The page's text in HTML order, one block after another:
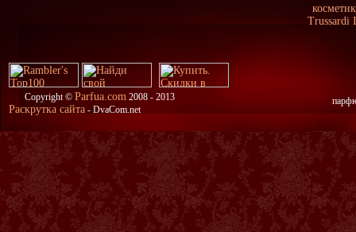
Trussardi
Copyright © Parfua.com 2008 - 2013
Раскрутка сайта - DvaCom.net